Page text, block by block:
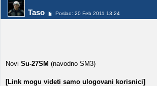
Taso Poslao: 20 Feb 2011 13:24
Novi Su-27SM (navodno SM3)
[Link mogu videti samo ulogovani korisnici]